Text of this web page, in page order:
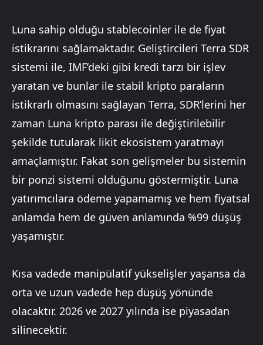
Luna sahip olduğu stablecoinler ile de fiyat
istikrarını sağlamaktadır. Geliştircileri Terra SDR
sistemi ile, IMF’deki gibi kredi tarzı bir işlev
yaratan ve bunlar ile stabil kripto paraların
istikrarlı olmasını sağlayan Terra, SDR’lerini her
zaman Luna kripto parası ile değiştirilebilir
şekilde tutularak likit ekosistem yaratmayı
amaçlamıştır. Fakat son gelişmeler bu sistemin
bir ponzi sistemi olduğunu göstermiştir. Luna
yatırımcılara ödeme yapamamış ve hem fiyatsal
anlamda hem de güven anlamında %99 düşüş
yaşamıştır.
Kısa vadede manipülatif yükselişler yaşansa da
orta ve uzun vadede hep düşüş yönünde
olacaktır. 2026 ve 2027 yılında ise piyasadan
silinecektir.